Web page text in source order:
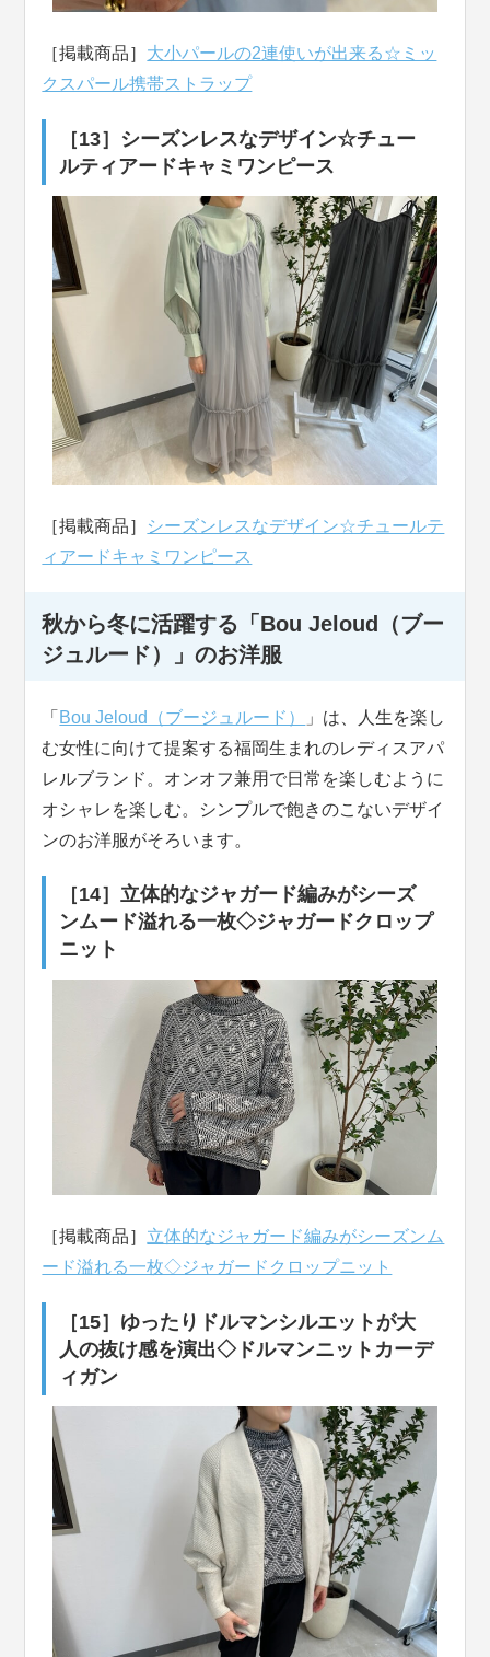
［掲載商品］ 大小パールの2連使いが出来る☆ミッ
クスパール携帯ストラップ
［13］シーズンレスなデザイン☆チュー
ルティアードキャミワンピース
［掲載商品］ シーズンレスなデザイン☆チュールテ
ィアードキャミワンピース
秋から冬に活躍する「Bou Jeloud（ブー
ジュルード）」のお洋服
「 Bou Jeloud（ブージュルード）
」は、人生を楽し
む女性に向けて提案する福岡生まれのレディスアパ
レルブランド。オンオフ兼用で日常を楽しむように
オシャレを楽しむ。シンプルで飽きのこないデザイ
ンのお洋服がそろいます。
［14］立体的なジャガード編みがシーズ
ンムード溢れる一枚◇ジャガードクロップ
ニット
［掲載商品］ 立体的なジャガード編みがシーズンム
ード溢れる一枚◇ジャガードクロップニット
［15］ゆったりドルマンシルエットが大
人の抜け感を演出◇ドルマンニットカーデ
ィガン